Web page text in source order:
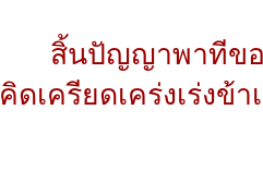
สิ้นปัญญาพาทีข
คิดเครียดเคร่งเร่ง